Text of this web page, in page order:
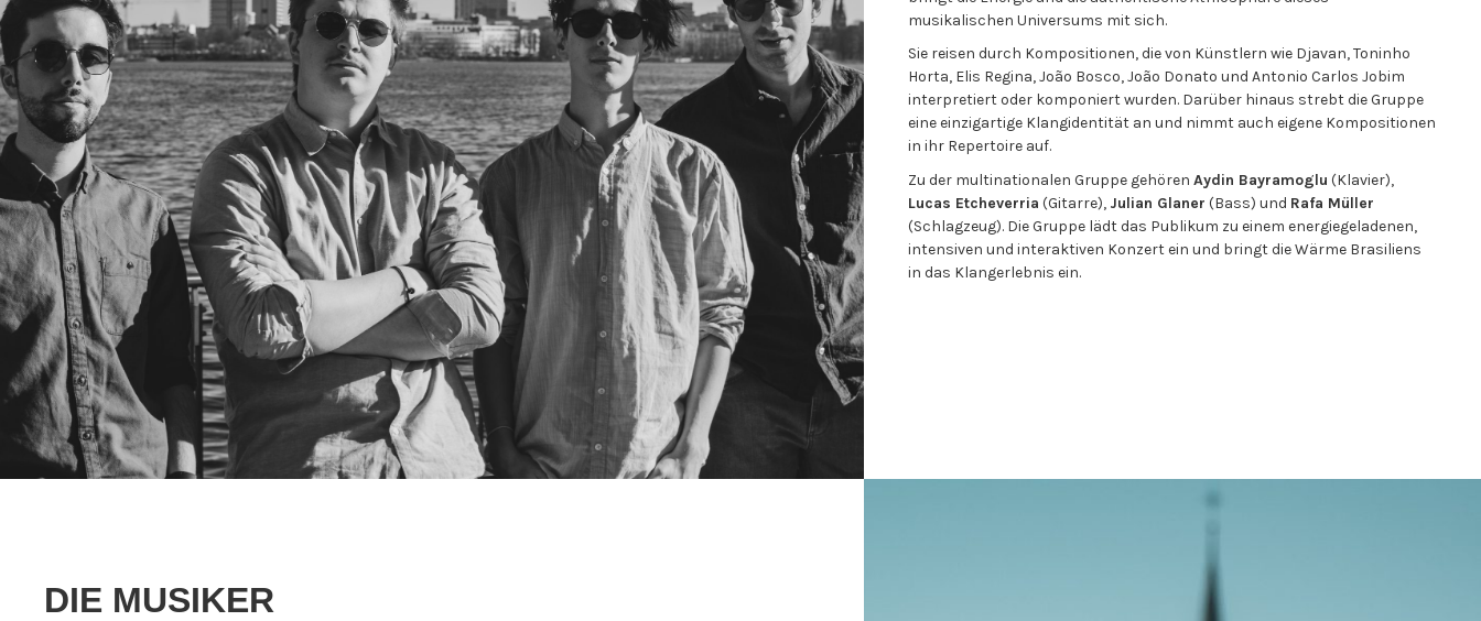
musikalischen Universums mit sich.
Sie reisen durch Kompositionen, die von Künstlern wie Djavan, Toninho
Horta, Elis Regina, João Bosco, João Donato und Antonio Carlos Jobim
interpretiert oder komponiert wurden. Darüber hinaus strebt die Gruppe
eine einzigartige Klangidentität an und nimmt auch eigene Kompositionen
in ihr Repertoire auf.
Zu der multinationalen Gruppe gehörenAydin Bayramoglu (Klavier),
Lucas Etcheverria (Gitarre), Julian Glaner (Bass) und Rafa Müller
(Schlagzeug). Die Gruppe lädt das Publikum zu einem energiegeladenen,
intensiven und interaktiven Konzert ein und bringt die Wärme Brasiliens
in das Klangerlebnis ein.
DIE MUSIKER